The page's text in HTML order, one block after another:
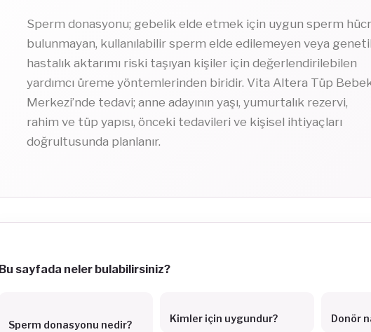
Sperm donasyonu; gebelik elde etmek için uygun sperm
bulunmayan, kullanılabilir sperm elde edilemeyen veya
hastalık aktarımı riski taşıyan kişiler için değerlendirilebilen
yardımcı üreme yöntemlerinden biridir. Vita Altera Tüp
Merkezi’nde tedavi; anne adayının yaşı, yumurtalık rezervi,
rahim ve tüp yapısı, önceki tedavileri ve kişisel ihtiyaçları
doğrultusunda planlanır.
Bu sayfada neler bulabilirsiniz?
Sperm donasyonu nedir?
Kimler için uygundur? Donör